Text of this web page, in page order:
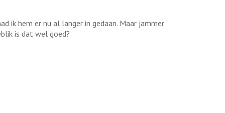
ik hem er nu al langer in gedaan. Maar jammer
is dat wel goed?